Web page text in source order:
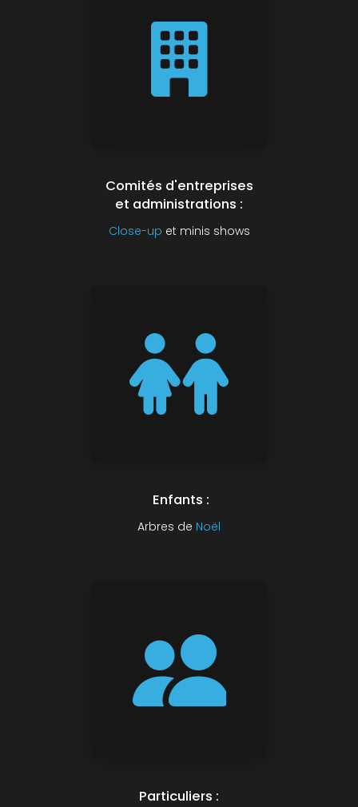
Comités d'entreprises
et administrations :
Close-up et minis shows
Enfants :
Arbres de Noël
Particuliers :